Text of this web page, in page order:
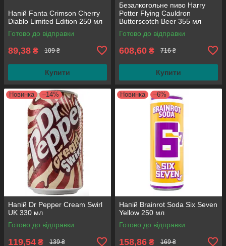
Напій Fanta Crimson Cherry
Diablo Limited Edition 250 мл
Готово до відправки
89,38 ₴ 109 ₴
Купити
Безалкогольне пиво Harry
Potter Flying Cauldron
Butterscotch Beer 355 мл
(паковання 4 шт.)
Готово до відправки
608,60 ₴ 716 ₴
Купити
Новинка –14%
Напій Dr Pepper Cream Swirl
UK 330 мл
Готово до відправки
119,54 ₴ 139 ₴
Новинка –6%
Напій Brainrot Soda Six Seven
Yellow 250 мл
Готово до відправки
158,86 ₴ 169 ₴